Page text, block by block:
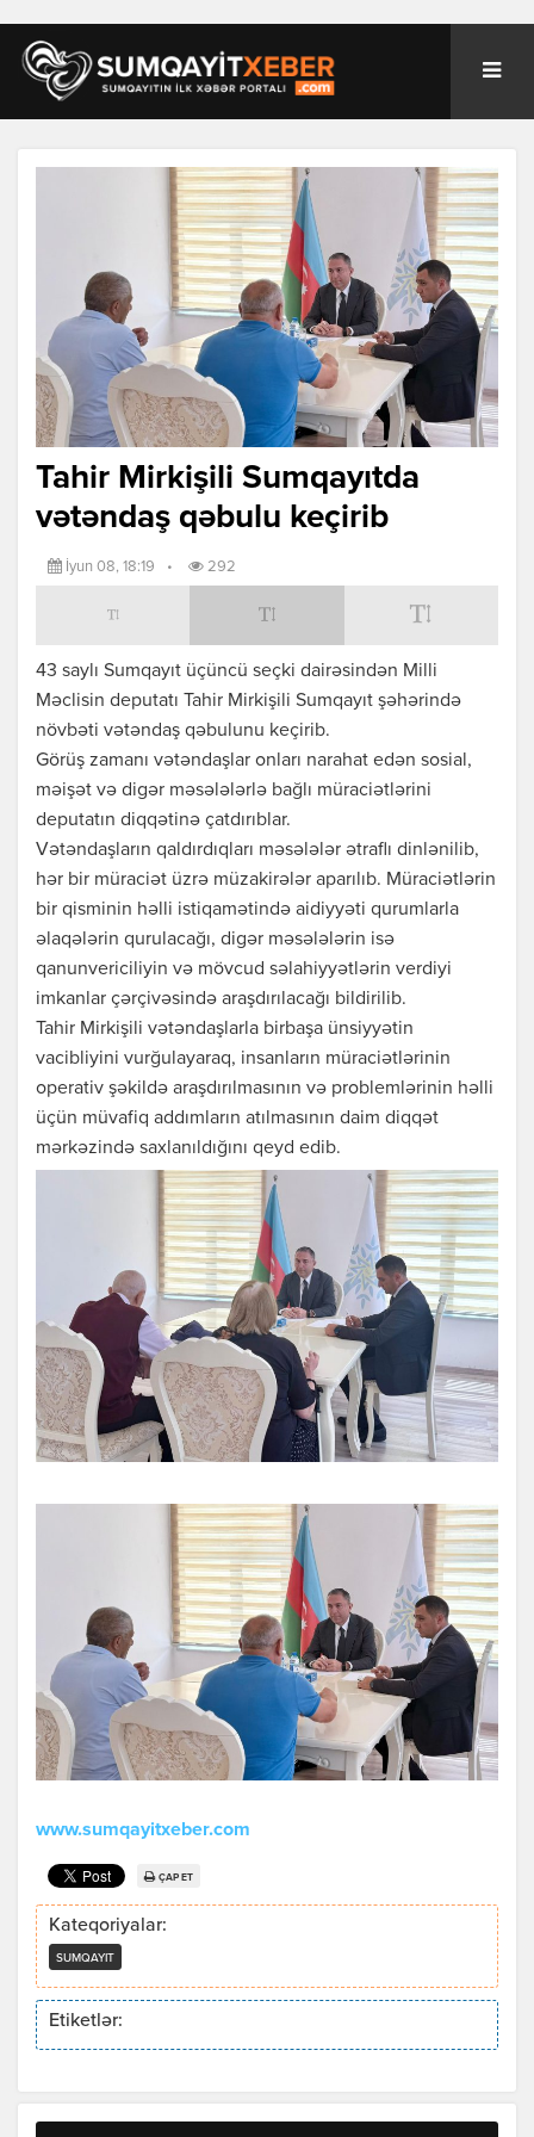
Tahir Mirkişili Sumqayıtda
vətəndaş qəbulu keçirib
İyun 08, 18:19 • 292
43 saylı Sumqayıt üçüncü seçki dairəsindən Milli
Məclisin deputatı Tahir Mirkişili Sumqayıt şəhərində
növbəti vətəndaş qəbulunu keçirib.
Görüş zamanı vətəndaşlar onları narahat edən sosial,
məişət və digər məsələlərlə bağlı müraciətlərini
deputatın diqqətinə çatdırıblar.
Vətəndaşların qaldırdıqları məsələlər ətraflı dinlənilib,
hər bir müraciət üzrə müzakirələr aparılıb. Müraciətlərin
bir qisminin həlli istiqamətində aidiyyəti qurumlarla
əlaqələrin qurulacağı, digər məsələlərin isə
qanunvericiliyin və mövcud səlahiyyətlərin verdiyi
imkanlar çərçivəsində araşdırılacağı bildirilib.
Tahir Mirkişili vətəndaşlarla birbaşa ünsiyyətin
vacibliyini vurğulayaraq, insanların müraciətlərinin
operativ şəkildə araşdırılmasının və problemlərinin həlli
üçün müvafiq addımların atılmasının daim diqqət
mərkəzində saxlanıldığını qeyd edib.
www.sumqayitxeber.com
ÇAP ET
Kateqoriyalar:
SUMQAYIT
Etiketlər: